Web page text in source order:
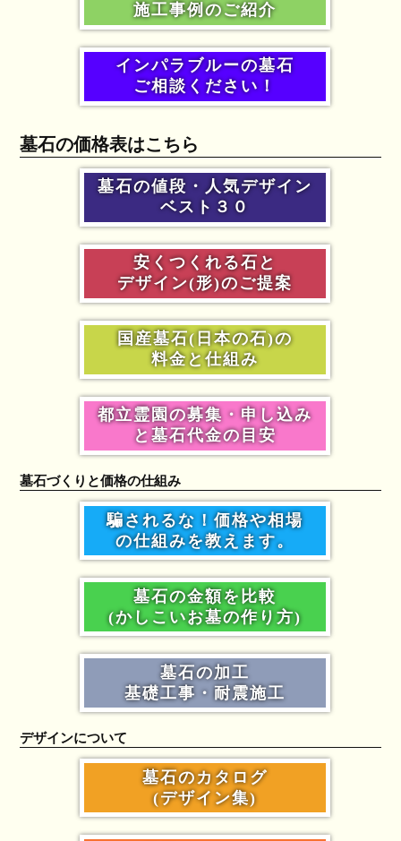
施工事例のご紹介
インパラブルーの墓石
ご相談ください！
墓石の価格表はこちら
墓石の値段・人気デザイン
ベスト３０
安くつくれる石と
デザイン(形)のご提案
国産墓石(日本の石)の
料金と仕組み
都立霊園の募集・申し込み
と墓石代金の目安
墓石づくりと価格の仕組み
騙されるな！価格や相場
の仕組みを教えます。
墓石の金額を比較
(かしこいお墓の作り方)
墓石の加工
基礎工事・耐震施工
デザインについて
墓石のカタログ
(デザイン集)